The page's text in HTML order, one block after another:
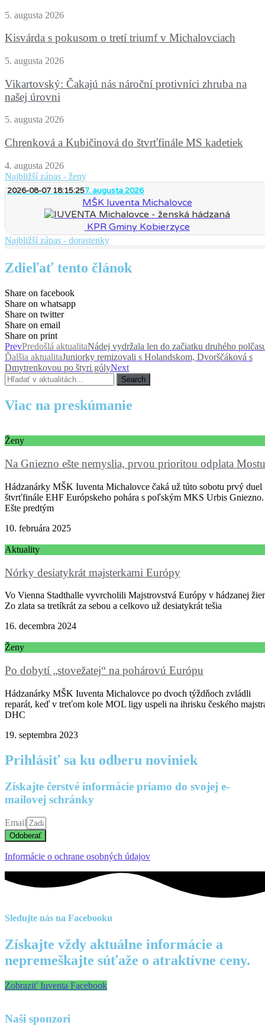
5. augusta 2026
Kisvárda s pokusom o tretí triumf v Michalovciach
5. augusta 2026
Vikartovský: Čakajú nás nároční protivníci zhruba na
našej úrovni
5. augusta 2026
Chrenková a Kubičinová do štvrťfinále MS kadetiek
4. augusta 2026
Najbližší zápas - ženy
2026-08-07 18:15:257. augusta 2026
MŠK Iuventa Michalovce
KPR Gminy Kobierzyce
Najbližší zápas - dorastenky
Zdieľať tento článok
Share on facebook
Share on whatsapp
Share on twitter
Share on email
Share on print
PrevPredošlá aktualitaNádej vydržala len do začiatku druhého
Ďalšia aktualitaJuniorky remizovali s Holandskom, Dvorščáková s
Dmytrenkovou po štyri gólyNext
Search
Viac na preskúmanie
Ženy
Na Gniezno ešte nemyslia, prvou prioritou odplata Mostu
Hádzanárky MŠK Iuventa Michalovce čaká už túto sobotu prvý duel
štvrťfinále EHF Európskeho pohára s poľským MKS Urbis Gniezno.
Ešte predtým
10. februára 2025
Aktuality
Nórky desiatykrát majsterkami Európy
Vo Vienna Stadthalle vyvrcholili Majstrovstvá Európy v hádzanej
Zo zlata sa tretíkrát za sebou a celkovo už desiatykrát tešia
16. decembra 2024
Ženy
Po dobytí „stovežatej“ na pohárovú Európu
Hádzanárky MŠK Iuventa Michalovce po dvoch týždňoch zvládli
reparát, keď v treťom kole MOL ligy uspeli na ihrisku českého
DHC
19. septembra 2023
Prihlásiť sa ku odberu noviniek
Získajte čerstvé informácie priamo do svojej e-
mailovej schránky
Email
Odoberať
Informácie o ochrane osobných údajov
Sledujte nás na Facebooku
Získajte vždy aktuálne informácie a
nepremeškajte súťaže o atraktívne ceny.
Zobraziť Iuventa Facebook
Naši sponzori